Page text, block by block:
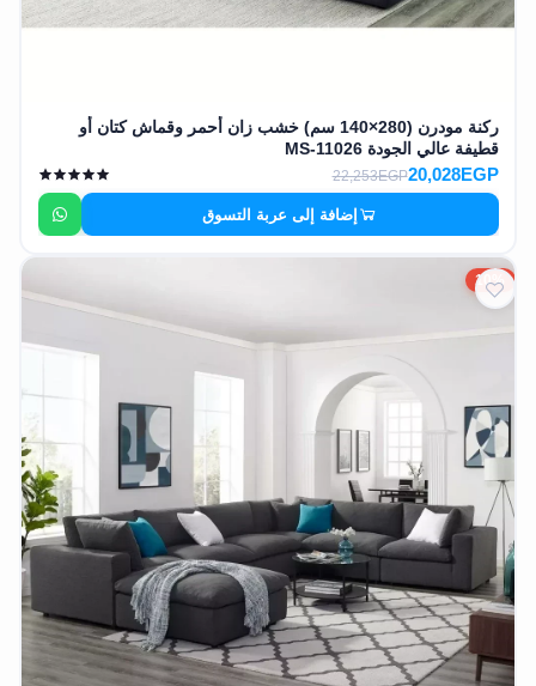
ركنة مودرن (280×140 سم) خشب زان أحمر وقماش كتان أو
قطيفة عالي الجودة MS-11026
20,028EGP
22,253EGP
إضافة إلى عربة التسوق
10%